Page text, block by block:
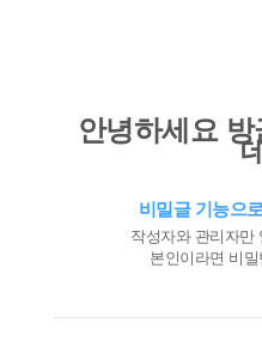
안녕하세요
비밀글 기능으
작성자와 관리자만
본인이라면 비